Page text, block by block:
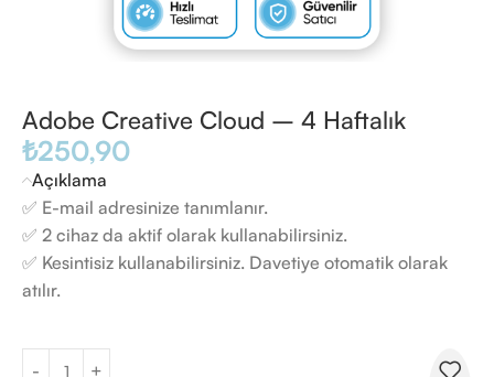
Adobe Creative Cloud – 4 Haftalık
₺250,90
Açıklama
✅ E-mail adresinize tanımlanır.
✅ 2 cihaz da aktif olarak kullanabilirsiniz.
✅ Kesintisiz kullanabilirsiniz. Davetiye otomatik olarak
atılır.